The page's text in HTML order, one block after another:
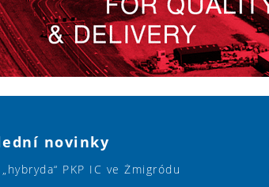
novinky
PKP IC ve Żmigródu